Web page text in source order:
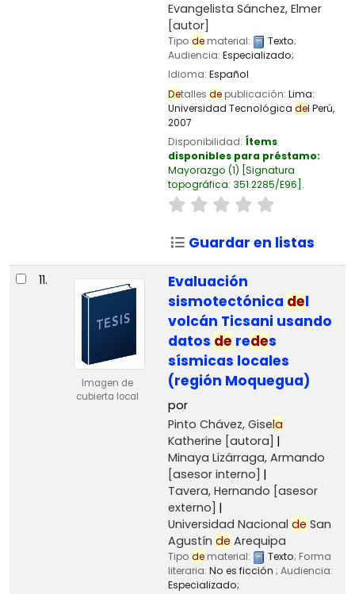
Evangelista Sánchez, Elmer
[autor]
Tipo dematerial: Texto;
Audiencia: Especializado;
Idioma: Español
Detalles depublicación: Lima:
Universidad Tecnológica del Perú,
2007
Disponibilidad: Ítems
disponibles para préstamo:
Mayorazgo (1) Signatura
topográfica: 351.2285/E96 .
Guardar en listas
11.
Imagen de
cubierta local
Evaluación
sismotectónica del
volcán Ticsani usando
datos de redes
sísmicas locales
(región Moquegua)
por
Pinto Chávez, Gisela
Katherine [autora]
Minaya Lizárraga, Armando
[asesor interno]
Tavera, Hernando [asesor
externo]
Universidad Nacional de San
Agustín de Arequipa
Tipo dematerial: Texto; Forma
literaria: No es ficción ; Audiencia:
Especializado;